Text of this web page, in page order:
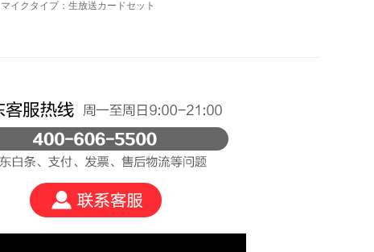
マイクタイプ：生放送カードセット